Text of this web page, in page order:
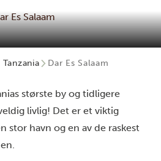
Es Salaam
Dar Es Salaam
største by og tidligere
livlig! Det er et viktig
stor havn og en av de raskest